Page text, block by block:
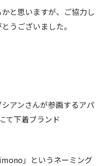
と思いますが、ご協力し
うございました。
アンさんが参画するアパ
て下着ブランド
」というネーミング